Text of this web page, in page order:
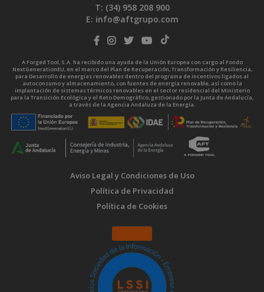
T: (34) 958 208 900
E: info@aftgrupo.com
A Forged Tool, S.A. ha recibido una ayuda de la Unión Europea con cargo al Fondo
NextGenerationEU, en el marco del Plan de Recuperación, Transformación y Resiliencia,
para Desarrollo de energías renovables dentro del programa de incentivos ligados al
autoconsumo y almacenamiento, con fuentes de energía renovable, así como la
implantación de sistemas térmicos renovables en el sector residencial del Ministerio
para la Transición Ecológica y el Reto Demográfico, gestionado por la Junta de Andalucía,
a través de la Agencia Andaluza de la Energía.
Aviso Legal y Condiciones de Uso
Política de Privacidad
Política de Cookies